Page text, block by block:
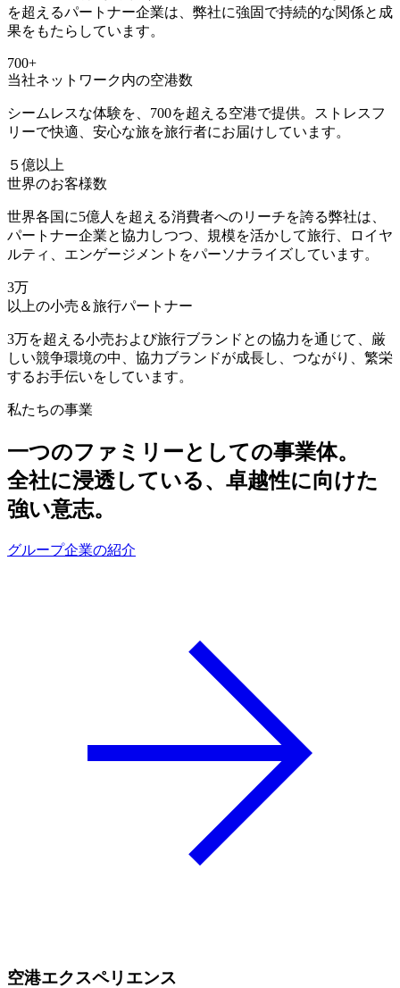
を超えるパートナー企業は、弊社に強固で持続的な関係と成
果をもたらしています。
700+
当社ネットワーク内の空港数
シームレスな体験を、700を超える空港で提供。ストレスフ
リーで快適、安心な旅を旅行者にお届けしています。
５億以上
世界のお客様数
世界各国に5億人を超える消費者へのリーチを誇る弊社は、
パートナー企業と協力しつつ、規模を活かして旅行、ロイヤ
ルティ、エンゲージメントをパーソナライズしています。
3万
以上の小売＆旅行パートナー
3万を超える小売および旅行ブランドとの協力を通じて、厳
しい競争環境の中、協力ブランドが成長し、つながり、繁栄
するお手伝いをしています。
私たちの事業
一つのファミリーとしての事業体。
全社に浸透している、卓越性に向けた
強い意志。
グループ企業の紹介
空港エクスペリエンス